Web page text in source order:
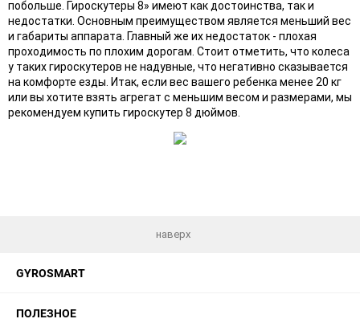
побольше. Гироскутеры 8» имеют как достоинства, так и
недостатки. Основным преимуществом является меньший вес
и габариты аппарата. Главный же их недостаток - плохая
проходимость по плохим дорогам. Стоит отметить, что колеса
у таких гироскутеров не надувные, что негативно сказывается
на комфорте езды. Итак, если вес вашего ребенка менее 20 кг
или вы хотите взять агрегат с меньшим весом и размерами, мы
рекомендуем купить гироскутер 8 дюймов.
наверх
GYROSMART
ПОЛЕЗНОЕ